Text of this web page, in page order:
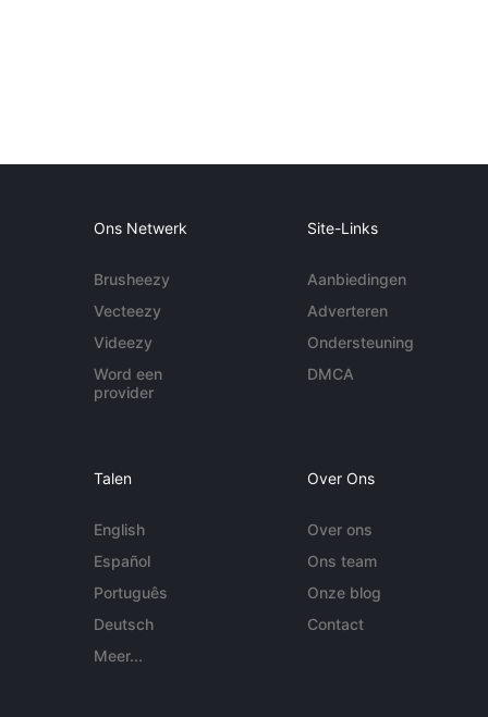
Ons Netwerk
Brusheezy
Vecteezy
Videezy
Word een
provider
Site-Links
Aanbiedingen
Adverteren
Ondersteuning
DMCA
Talen
English
Español
Português
Deutsch
Meer...
Over Ons
Over ons
Ons team
Onze blog
Contact